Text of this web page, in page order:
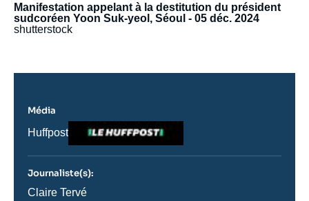
Manifestation appelant à la destitution du président
sudcoréen Yoon Suk-yeol, Séoul - 05 déc. 2024
shutterstock
Média
Nom
journal,
ou
émission
Huffpost
Logo
Journaliste(s):
Journaliste
Claire Tervé